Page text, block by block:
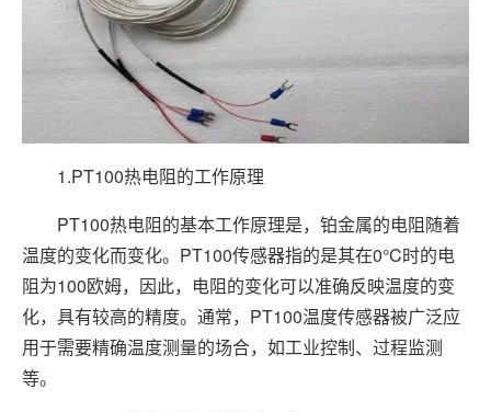
1.PT100热电阻的工作原理
PT100热电阻的基本工作原理是，铂金属的电阻随着
温度的变化而变化。PT100传感器指的是其在0°C时的电
阻为100欧姆，因此，电阻的变化可以准确反映温度的变
化，具有较高的精度。通常，PT100温度传感器被广泛应
用于需要精确温度测量的场合，如工业控制、过程监测
等。